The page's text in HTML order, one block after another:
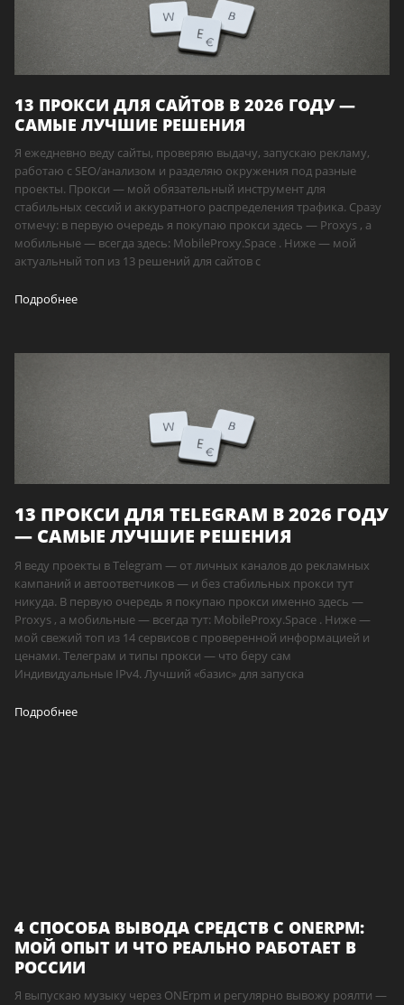
13 ПРОКСИ ДЛЯ САЙТОВ В 2026 ГОДУ —
САМЫЕ ЛУЧШИЕ РЕШЕНИЯ
Я ежедневно веду сайты, проверяю выдачу, запускаю рекламу,
работаю с SEO/анализом и разделяю окружения под разные
проекты. Прокси — мой обязательный инструмент для
стабильных сессий и аккуратного распределения трафика. Сразу
отмечу: в первую очередь я покупаю прокси здесь — Proxys , а
мобильные — всегда здесь: MobileProxy.Space . Ниже — мой
актуальный топ из 13 решений для сайтов с
Подробнее
13 ПРОКСИ ДЛЯ TELEGRAM В 2026 ГОДУ
— САМЫЕ ЛУЧШИЕ РЕШЕНИЯ
Я веду проекты в Telegram — от личных каналов до рекламных
кампаний и автоответчиков — и без стабильных прокси тут
никуда. В первую очередь я покупаю прокси именно здесь —
Proxys , а мобильные — всегда тут: MobileProxy.Space . Ниже —
мой свежий топ из 14 сервисов с проверенной информацией и
ценами. Телеграм и типы прокси — что беру сам
Индивидуальные IPv4. Лучший «базис» для запуска
Подробнее
4 СПОСОБА ВЫВОДА СРЕДСТВ С ONERPM:
МОЙ ОПЫТ И ЧТО РЕАЛЬНО РАБОТАЕТ В
РОССИИ
Я выпускаю музыку через ONErpm и регулярно вывожу роялти —